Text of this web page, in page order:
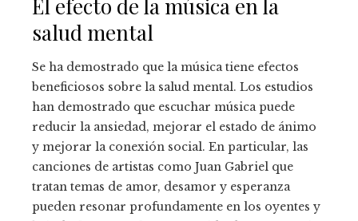
El efecto de la música en la
salud mental
Se ha demostrado que la música tiene efectos
beneficiosos sobre la salud mental. Los estudios
han demostrado que escuchar música puede
reducir la ansiedad, mejorar el estado de ánimo
y mejorar la conexión social. En particular, las
canciones de artistas como Juan Gabriel que
tratan temas de amor, desamor y esperanza
pueden resonar profundamente en los oyentes y